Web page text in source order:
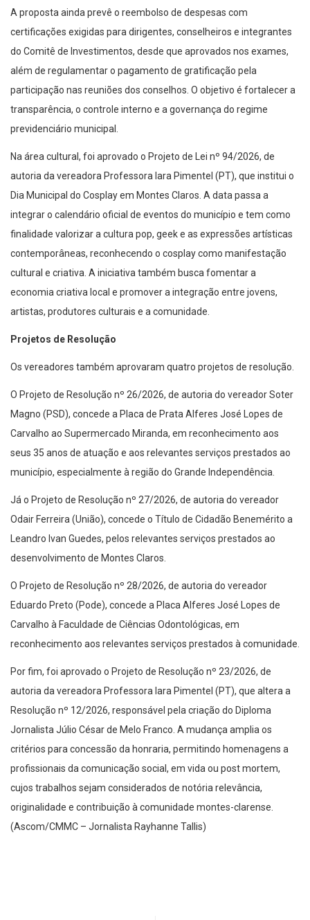
A proposta ainda prevê o reembolso de despesas com
certificações exigidas para dirigentes, conselheiros e integrantes
do Comitê de Investimentos, desde que aprovados nos exames,
além de regulamentar o pagamento de gratificação pela
participação nas reuniões dos conselhos. O objetivo é fortalecer a
transparência, o controle interno e a governança do regime
previdenciário municipal.
Na área cultural, foi aprovado o Projeto de Lei nº 94/2026, de
autoria da vereadora Professora Iara Pimentel (PT), que institui o
Dia Municipal do Cosplay em Montes Claros. A data passa a
integrar o calendário oficial de eventos do município e tem como
finalidade valorizar a cultura pop, geek e as expressões artísticas
contemporâneas, reconhecendo o cosplay como manifestação
cultural e criativa. A iniciativa também busca fomentar a
economia criativa local e promover a integração entre jovens,
artistas, produtores culturais e a comunidade.
Projetos de Resolução
Os vereadores também aprovaram quatro projetos de resolução.
O Projeto de Resolução nº 26/2026, de autoria do vereador Soter
Magno (PSD), concede a Placa de Prata Alferes José Lopes de
Carvalho ao Supermercado Miranda, em reconhecimento aos
seus 35 anos de atuação e aos relevantes serviços prestados ao
município, especialmente à região do Grande Independência.
Já o Projeto de Resolução nº 27/2026, de autoria do vereador
Odair Ferreira (União), concede o Título de Cidadão Benemérito a
Leandro Ivan Guedes, pelos relevantes serviços prestados ao
desenvolvimento de Montes Claros.
O Projeto de Resolução nº 28/2026, de autoria do vereador
Eduardo Preto (Pode), concede a Placa Alferes José Lopes de
Carvalho à Faculdade de Ciências Odontológicas, em
reconhecimento aos relevantes serviços prestados à comunidade.
Por fim, foi aprovado o Projeto de Resolução nº 23/2026, de
autoria da vereadora Professora Iara Pimentel (PT), que altera a
Resolução nº 12/2026, responsável pela criação do Diploma
Jornalista Júlio César de Melo Franco. A mudança amplia os
critérios para concessão da honraria, permitindo homenagens a
profissionais da comunicação social, em vida ou post mortem,
cujos trabalhos sejam considerados de notória relevância,
originalidade e contribuição à comunidade montes-clarense.
(Ascom/CMMC – Jornalista Rayhanne Tallis)